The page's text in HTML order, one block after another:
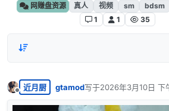
网赚盘资源 真人 视频 sm bdsm
1
1 35
离线
近月厨 gtamod写于2026年3月10日 下
最后由 编辑